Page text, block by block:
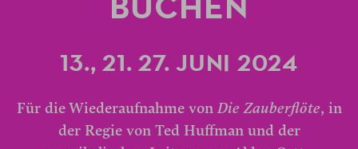
13., 21. 27. JUNI 2024
Für die Wiederaufnahme vonDie Zauberflöte, in
der Regie von Ted Huffman und der